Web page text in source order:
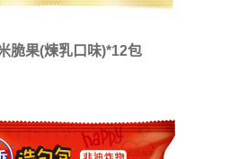
脆果(煉乳口味)*12包